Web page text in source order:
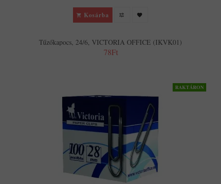
Kosárba
Tűzőkapocs, 24/6, VICTORIA OFFICE (IKVK01)
78Ft
RAKTÁRON